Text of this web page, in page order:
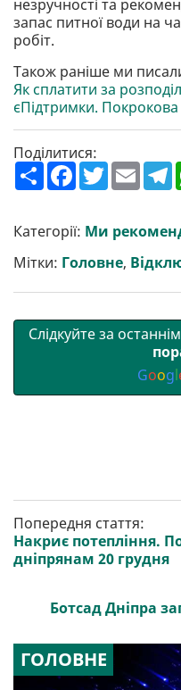
незручності та
запас питної води на
робіт.
Також раніше ми
Як сплатити за
єПідтримки. Покрокова
Поділитися:
П
о
р
и
т
и
F
a
b
o
o
k
T
w
e
r
E
m
l
T
e
g
r
a
Категорії: Ми
Мітки: Головне,
Слідкуйте за
Googl
Попередня стаття:
Накриє потепління.
дніпрянам 20 грудня
Ботсад Дніпра
ГОЛОВНЕ